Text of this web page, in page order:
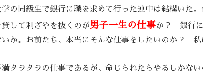
の同級生で銀行に職を求めて行った連中は結構いた。
して利ざやを抜くのが男子一生の仕事か？ 銀行に
いか。お前たち、本当にそんな仕事をしたいのか？ 私
タラタラの仕事であるが、命じられたらやるしかな